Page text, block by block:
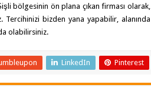
bölgesinin ön plana çıkan firması olarak,
Tercihinizi bizden yana yapabilir, alanında
olabilirsiniz.
LinkedIn Pinterest